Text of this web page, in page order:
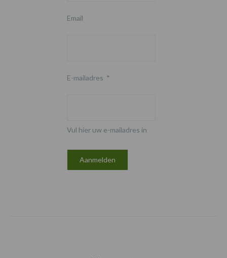
Email
E-mailadres *
Vul hier uw e-mailadres in